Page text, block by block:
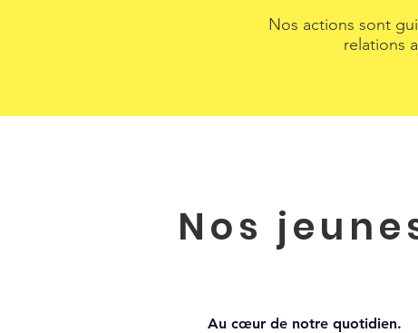
Nos actions sont
relations
Nos
Au cœur de notre quotidien.